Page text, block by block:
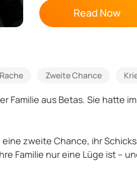
Read Now
Rache Zweite Chance
Familie aus Betas. Sie hatte
zweite Chance, ihr
Familie nur eine Lüge ist –